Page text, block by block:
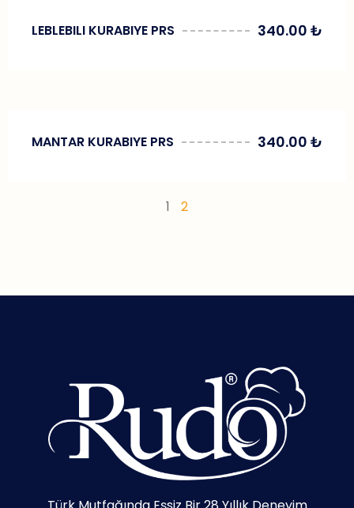
LEBLEBILI KURABIYE PRS 340.00 ₺
MANTAR KURABIYE PRS 340.00 ₺
1 2